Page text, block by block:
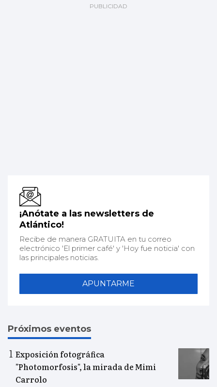
¡Anótate a las newsletters de
Atlántico!
Recibe de manera GRATUITA en tu correo
electrónico 'El primer café' y 'Hoy fue noticia' con
las principales noticias.
APUNTARME
Próximos eventos
Exposición fotográfica
"Photomorfosis", la mirada de Mimi
Carrolo